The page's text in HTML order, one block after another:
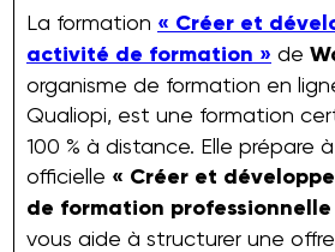
La formation « Créer et
activité de formation » de
organisme de formation en
Qualiopi, est une formation
100 % à distance. Elle prépare
officielle « Créer et
de formation professionnelle
vous aide à structurer une